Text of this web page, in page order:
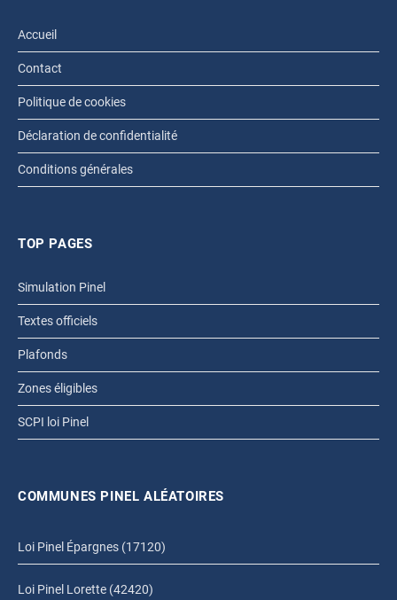
Accueil
Contact
Politique de cookies
Déclaration de confidentialité
Conditions générales
TOP PAGES
Simulation Pinel
Textes officiels
Plafonds
Zones éligibles
SCPI loi Pinel
COMMUNES PINEL ALÉATOIRES
Loi Pinel Épargnes (17120)
Loi Pinel Lorette (42420)